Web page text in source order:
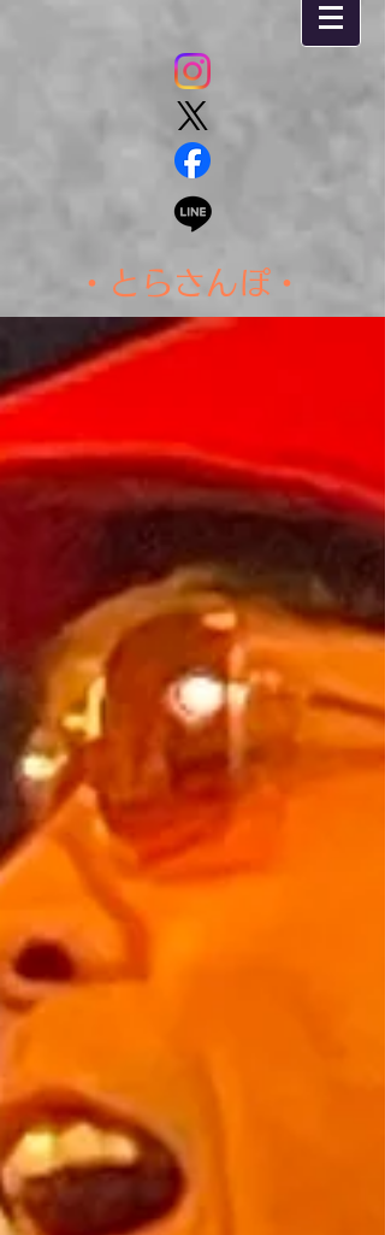
・とらさんぽ・